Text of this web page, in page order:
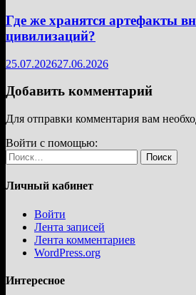
Где же хранятся артефакты
цивилизаций?
25.07.202627.06.2026
Добавить комментарий
Для отправки комментария вам
Войти с помощью:
Найти:
Личный кабинет
Войти
Лента записей
Лента комментариев
WordPress.org
Интересное